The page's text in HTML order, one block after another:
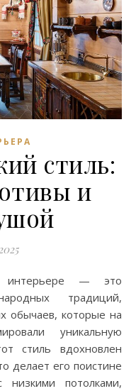
стиль:
и
традиций,
обычаев, которые на
уникальную
стиль вдохновлен
делает его поистине
низкими потолками,